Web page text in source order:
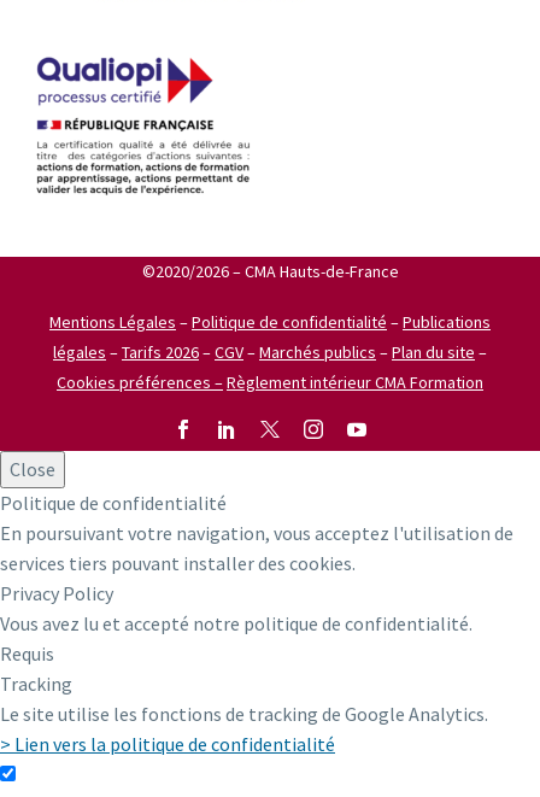
©2020/2026 – CMA Hauts-de-France
Mentions Légales –Politique de confidentialité –Publications
légales –Tarifs 2026–CGV–Marchés publics –Plan du site –
Cookies préférences –Règlement intérieur CMA Formation
Close
Politique de confidentialité
En poursuivant votre navigation, vous acceptez l'utilisation de
services tiers pouvant installer des cookies.
Privacy Policy
Vous avez lu et accepté notre politique de confidentialité.
Requis
Tracking
Le site utilise les fonctions de tracking de Google Analytics.
> Lien vers la politique de confidentialité